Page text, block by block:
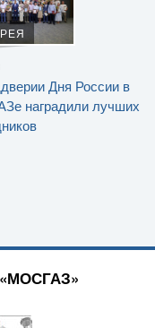
Дня России в
наградили лучших